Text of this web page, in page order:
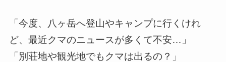
「今度、八ヶ岳へ登山やキャンプに行くけれ
ど、最近クマのニュースが多くて不安…」
「別荘地や観光地でもクマは出るの？」